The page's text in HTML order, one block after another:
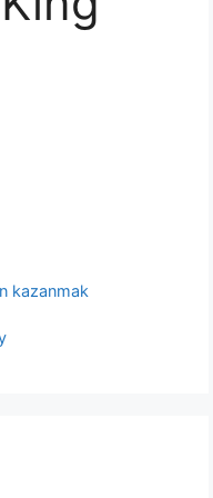
kazanmak